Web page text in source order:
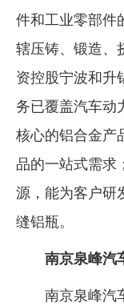
件和工业零部件
辖压铸、锻造、
资控股宁波和升
务已覆盖汽车动
核心的铝合金产
品的一站式需求
源，能为客户研
缝铝瓶。
南京泉峰汽
南京泉峰汽